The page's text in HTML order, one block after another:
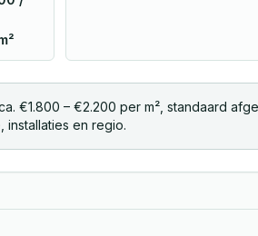
€1.800 – €2.200 per m², standaard
en regio.